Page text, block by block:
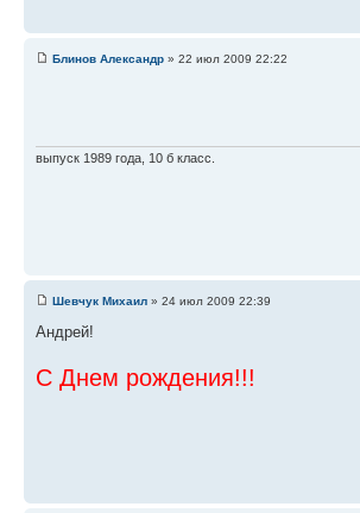
Блинов Александр » 22 июл 2009 22:22
выпуск 1989 года, 10 б класс.
Шевчук Михаил » 24 июл 2009 22:39
Андрей!
С Днем рождения!!!